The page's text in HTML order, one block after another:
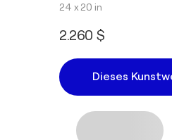
24 x 20 in
2.260 $
Dieses